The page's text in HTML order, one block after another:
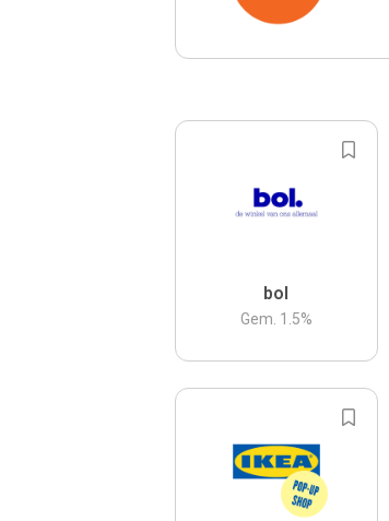
bol
Gem. 1.5%